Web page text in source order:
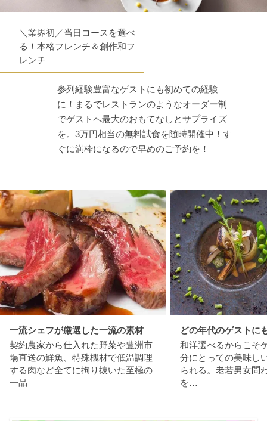
＼業界初／当日コースを選べ
る！本格フレンチ＆創作和フ
レンチ
参列経験豊富なゲストにも初めての経験
に！まるでレストランのようなオーダー制
でゲストへ最大のおもてなしとサプライズ
を。3万円相当の無料試食を随時開催中！す
ぐに満枠になるので早めのご予約を！
一流シェフが厳選した一流の素材
契約農家から仕入れた野菜や豊洲市
場直送の鮮魚、特殊機材で低温調理
する肉など全てに拘り抜いた至極の
一品
どの年代のゲストに
和洋選べるからこそ
分にとっての美味し
られる。老若男女問
を…